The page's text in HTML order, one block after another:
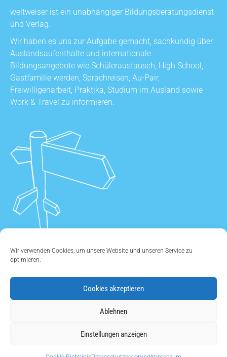
Wir verwenden Cookies, um unsere Website und unseren Service zu
optimieren.
Cookies akzeptieren
Ablehnen
Einstellungen anzeigen
weltweiser ist ein unabhängiger Bildungsberatungsdienst
und Verlag.
Wir haben es uns zur Aufgabe gemacht, sachkundig über
Auslandsaufenthalte und internationale
Bildungsangebote wie Schüleraustausch, High School,
Gastfamilie werden, Sprachreisen, Au-Pair,
Freiwilligenarbeit, Praktika, Studium im Ausland sowie
Work & Travel zu informieren.